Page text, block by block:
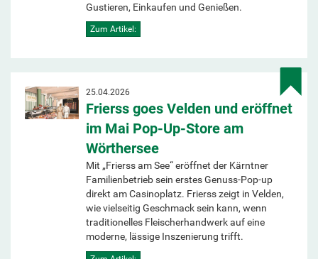
Gustieren, Einkaufen und Genießen.
Zum Artikel:
25.04.2026
Frierss goes Velden und eröffnet
im Mai Pop-Up-Store am
Wörthersee
Mit „Frierss am See“ eröffnet der Kärntner
Familienbetrieb sein erstes Genuss-Pop-up
direkt am Casinoplatz. Frierss zeigt in Velden,
wie vielseitig Geschmack sein kann, wenn
traditionelles Fleischerhandwerk auf eine
moderne, lässige Inszenierung trifft.